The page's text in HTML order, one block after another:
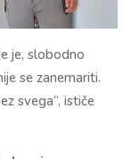
je, slobodno
se zanemariti.
svega“, ističe